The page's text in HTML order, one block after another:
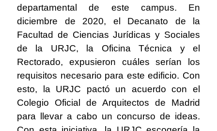
departamental de este campus. En
diciembre de 2020, el Decanato de la
Facultad de Ciencias Jurídicas y Sociales
de la URJC, la Oficina Técnica y el
Rectorado, expusieron cuáles serían los
requisitos necesario para este edificio. Con
esto, la URJC pactó un acuerdo con el
Colegio Oficial de Arquitectos de Madrid
para llevar a cabo un concurso de ideas.